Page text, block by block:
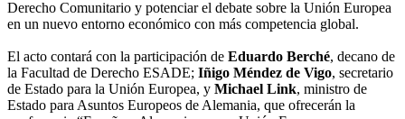
Derecho Comunitario y potenciar el debate sobre la Unión Europea
en un nuevo entorno económico con más competencia global.
El acto contará con la participación de Eduardo Berché, decano de
la Facultad de Derecho ESADE; Iñigo Méndez de Vigo, secretario
de Estado para la Unión Europea, y Michael Link, ministro de
Estado para Asuntos Europeos de Alemania, que ofrecerán la